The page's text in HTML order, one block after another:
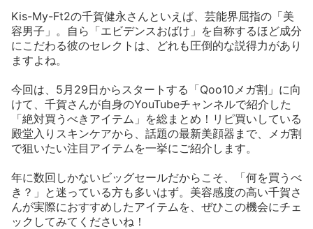
Kis-My-Ft2の千賀健永さんといえば、芸能界屈指の「美
容男子」。自ら「エビデンスおばけ」を自称するほど成分
にこだわる彼のセレクトは、どれも圧倒的な説得力があり
ますよね。
今回は、5月29日からスタートする「Qoo10メガ割」に向
けて、千賀さんが自身のYouTubeチャンネルで紹介した
「絶対買うべきアイテム」を総まとめ！リピ買いしている
殿堂入りスキンケアから、話題の最新美顔器まで、メガ割
で狙いたい注目アイテムを一挙にご紹介します。
年に数回しかないビッグセールだからこそ、「何を買うべ
き？」と迷っている方も多いはず。美容感度の高い千賀さ
んが実際におすすめしたアイテムを、ぜひこの機会にチェ
ックしてみてくださいね！